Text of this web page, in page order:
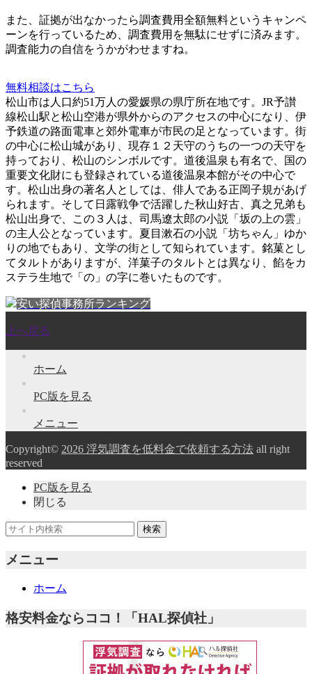
また、 証拠が出なかったら調査費用全額無料というキャンペ
ーンを行っているため、調査費用を無駄にせずに済みます。
調査能力の自信をうかがわせますね。
無料相談はこちら
松山市は人口約51万人の愛媛県の県庁所在地です。JR予讃
線松山駅と松山空港が県外からのアクセスの中心になり、伊
予鉄道の路面電車と郊外電車が市民の足となっています。街
の中心に松山城があり、現存１２天守のうちの一つの天守を
持っており、松山のシンボルです。道後温泉も有名で、国の
重要文化財にも登録されている道後温泉本館がその中心で
す。松山出身の著名人としては、俳人である正岡子規があげ
られます。そして日露戦争で活躍した秋山好古、真之兄弟も
松山出身で、この３人は、司馬遼太郎の小説「坂の上の雲」
の主人公となっています。夏目漱石の小説「坊ちゃん」ゆか
りの地でもあり、文学の街として知られています。銘菓とし
てタルトがありますが、洋菓子のタルトとは異なり、餡をカ
ステラ生地で「の」の字に巻いたものです。
安い探偵事務所ランキング
上へ戻る
ホーム
PC版を見る
メニュー
Copyright© 2026 浮気調査を低料金で依頼する方法 all right
reserved
PC版を見る
閉じる
メニュー
ホーム
格安料金ならココ！「HAL探偵社」